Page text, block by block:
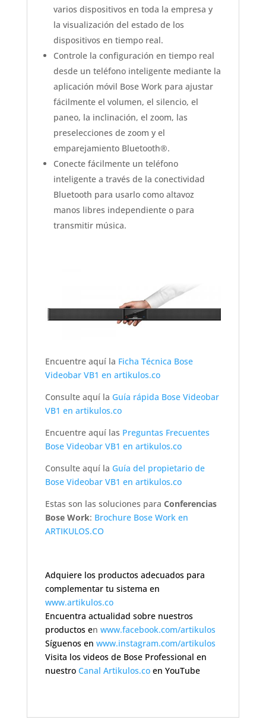
varios dispositivos en toda la empresa y
la visualización del estado de los
dispositivos en tiempo real.
Controle la configuración en tiempo real
desde un teléfono inteligente mediante la
aplicación móvil Bose Work para ajustar
fácilmente el volumen, el silencio, el
paneo, la inclinación, el zoom, las
preselecciones de zoom y el
emparejamiento Bluetooth®.
Conecte fácilmente un teléfono
inteligente a través de la conectividad
Bluetooth para usarlo como altavoz
manos libres independiente o para
transmitir música.
Encuentre aquí la Ficha Técnica Bose
Videobar VB1 en artikulos.co
Consulte aquí la Guía rápida Bose Videobar
VB1 en artikulos.co
Encuentre aquí las Preguntas Frecuentes
Bose Videobar VB1 en artikulos.co
Consulte aquí la Guía del propietario de
Bose Videobar VB1 en artikulos.co
Estas son las soluciones para Conferencias
Bose Work: Brochure Bose Work en
ARTIKULOS.CO
Adquiere los productos adecuados para
complementar tu sistema en
www.artikulos.co
Encuentra actualidad sobre nuestros
productos en www.facebook.com/artikulos
Síguenos en www.instagram.com/artikulos
Visita los videos de Bose Professional en
nuestro Canal Artikulos.co en YouTube